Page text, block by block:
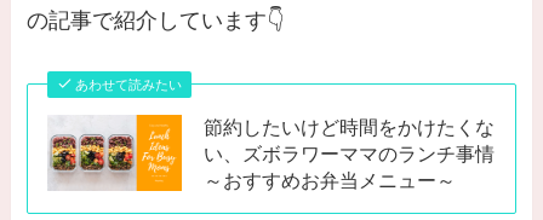
の記事で紹介しています👇
あわせて読みたい
節約したいけど時間をかけたくな
い、ズボラワーママのランチ事情
～おすすめお弁当メニュー～